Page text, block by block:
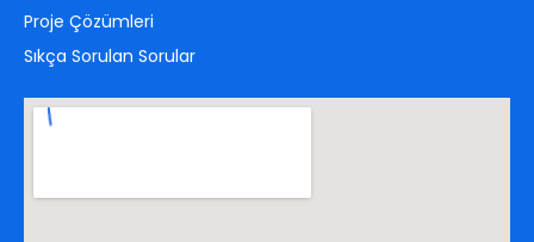
Proje Çözümleri
Sıkça Sorulan Sorular